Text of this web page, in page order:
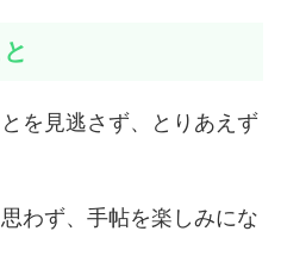
を見逃さず、とりあえず
わず、手帖を楽しみにな